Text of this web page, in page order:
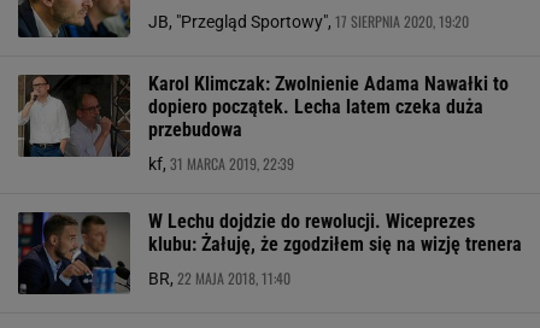
JB, "Przegląd Sportowy", 17 SIERPNIA 2020, 19:20
Karol Klimczak: Zwolnienie Adama Nawałki to
dopiero początek. Lecha latem czeka duża
przebudowa
kf, 31 MARCA 2019, 22:39
W Lechu dojdzie do rewolucji. Wiceprezes
klubu: Żałuję, że zgodziłem się na wizję trenera
BR, 22 MAJA 2018, 11:40